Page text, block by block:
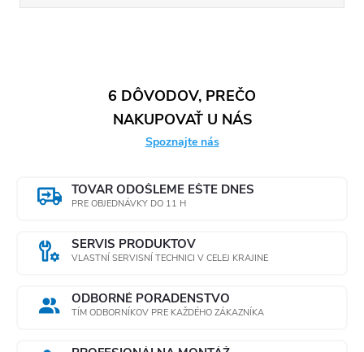
6 DÔVODOV, PREČO
NAKUPOVAŤ U NÁS
Spoznajte nás
TOVAR ODOŠLEME EŠTE DNES
PRE OBJEDNÁVKY DO 11 H
SERVIS PRODUKTOV
VLASTNÍ SERVISNÍ TECHNICI V CELEJ KRAJINE
ODBORNÉ PORADENSTVO
TÍM ODBORNÍKOV PRE KAŽDÉHO ZÁKAZNÍKA